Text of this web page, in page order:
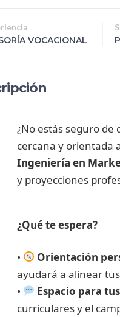
VOCACIONAL
¿No estás seguro de
cercana y orientada
Ingeniería en
y proyecciones
¿Qué te espera?
• Orientación
ayudará a alinear
•
Espacio para
curriculares y el